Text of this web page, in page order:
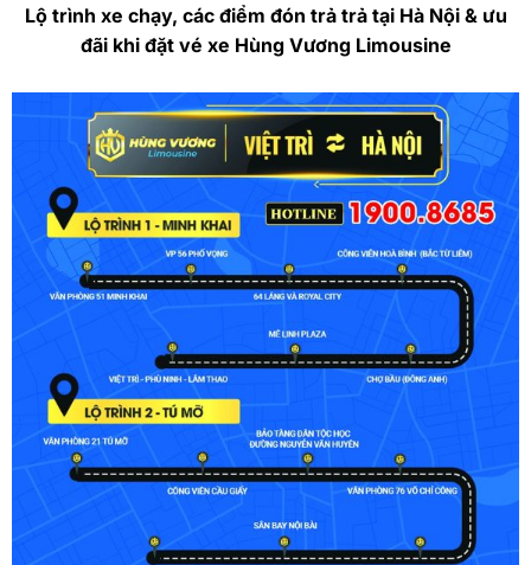
Lộ trình xe chạy, các điểm đón trả trả tại Hà Nội & ưu
đãi khi đặt vé xe Hùng Vương Limousine